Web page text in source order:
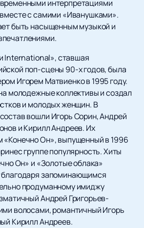
интерпретациями
с самими «Иванушками».
быть насыщенным музыкой и
International», ставшая
поп-сцены 90-х годов, была
Игорем Матвиенко в 1995 году.
молодежные коллективы и создал
и молодых женщин. В
вошли Игорь Сорин, Андрей
и Кирилл Андреев. Их
Он», выпущенный в 1996
группе популярность. Хиты
Он» и «Золотые облака»
запоминающимся
продуманному имиджу
Андрей Григорьев-
волосами, романтичный Игорь
Кирилл Андреев.